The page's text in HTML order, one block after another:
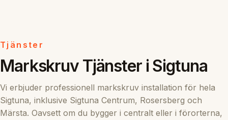
Tjänster
Markskruv Tjänster i Sigtuna
Vi erbjuder professionell markskruv installation för hela
Sigtuna, inklusive Sigtuna Centrum, Rosersberg och
Märsta. Oavsett om du bygger i centralt eller i förorterna,